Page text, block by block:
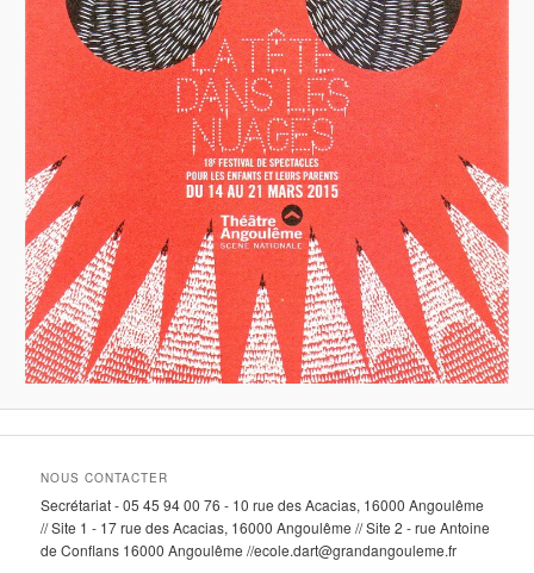
NOUS CONTACTER
Secrétariat - 05 45 94 00 76 - 10 rue des Acacias, 16000 Angoulême
// Site 1 - 17 rue des Acacias, 16000 Angoulême // Site 2 - rue Antoine
de Conflans 16000 Angoulême //ecole.dart@grandangouleme.fr